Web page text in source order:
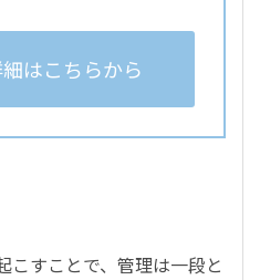
はこちらから
こすことで、管理は一段と